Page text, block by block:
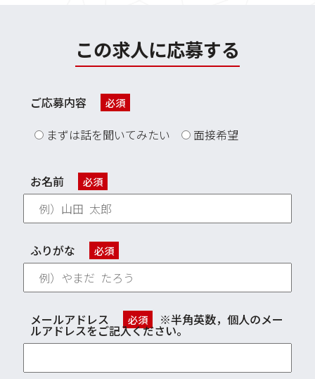
この求人に応募する
ご応募内容 必須
まずは話を聞いてみたい 面接希望
お名前 必須
ふりがな 必須
メールアドレス 必須 ※半角英数，個人のメー
ルアドレスをご記入ください。